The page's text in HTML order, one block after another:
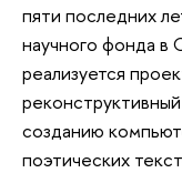
пяти последних
научного фонда в
реализуется
созданию
поэтических